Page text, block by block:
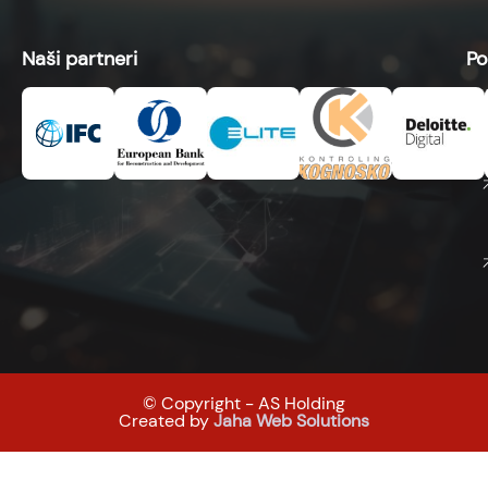
Naši partneri
© Copyright - AS Holding
Created byJaha Web Solutions